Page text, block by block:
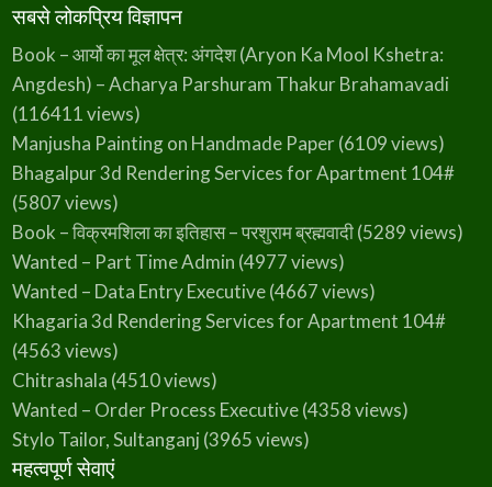
सबसे लोकप्रिय विज्ञापन
Book – आर्यो का मूल क्षेत्र: अंगदेश (Aryon Ka Mool Kshetra:
Angdesh) – Acharya Parshuram Thakur Brahamavadi
(116411 views)
Manjusha Painting on Handmade Paper(6109 views)
Bhagalpur 3d Rendering Services for Apartment 104#
(5807 views)
Book – विक्रमशिला का इतिहास – परशुराम ब्रह्मवादी(5289 views)
Wanted – Part Time Admin (4977 views)
Wanted – Data Entry Executive(4667 views)
Khagaria 3d Rendering Services for Apartment 104#
(4563 views)
Chitrashala (4510 views)
Wanted – Order Process Executive(4358 views)
Stylo Tailor, Sultanganj (3965 views)
महत्वपूर्ण सेवाएं